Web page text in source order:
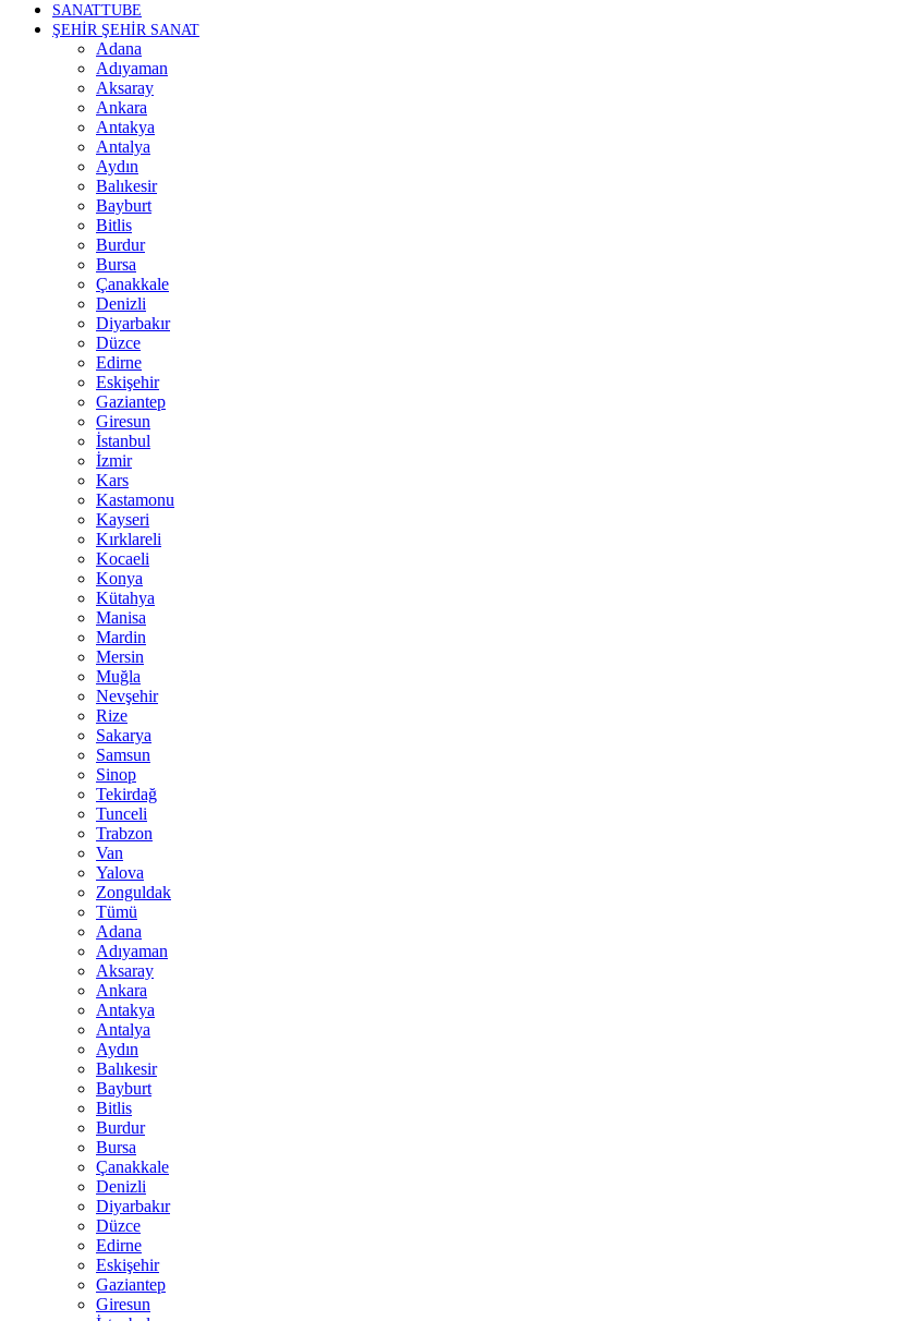
SANATTUBE
ŞEHİR ŞEHİR SANAT
Adana
Adıyaman
Aksaray
Ankara
Antakya
Antalya
Aydın
Balıkesir
Bayburt
Bitlis
Burdur
Bursa
Çanakkale
Denizli
Diyarbakır
Düzce
Edirne
Eskişehir
Gaziantep
Giresun
İstanbul
İzmir
Kars
Kastamonu
Kayseri
Kırklareli
Kocaeli
Konya
Kütahya
Manisa
Mardin
Mersin
Muğla
Nevşehir
Rize
Sakarya
Samsun
Sinop
Tekirdağ
Tunceli
Trabzon
Van
Yalova
Zonguldak
Tümü
Adana
Adıyaman
Aksaray
Ankara
Antakya
Antalya
Aydın
Balıkesir
Bayburt
Bitlis
Burdur
Bursa
Çanakkale
Denizli
Diyarbakır
Düzce
Edirne
Eskişehir
Gaziantep
Giresun